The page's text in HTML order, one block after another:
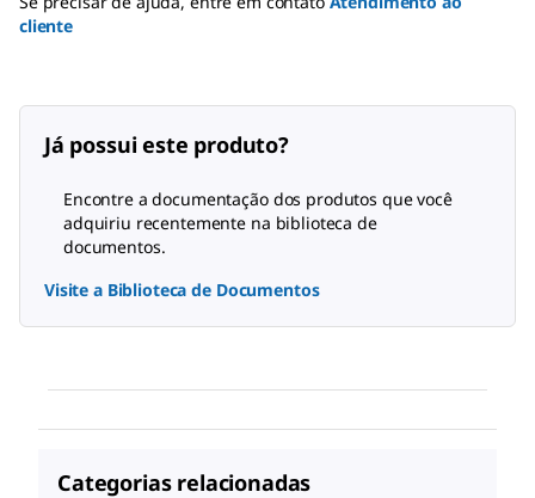
cliente
Já possui este produto?
Encontre a documentação dos produtos que você
adquiriu recentemente na biblioteca de
documentos.
Visite a Biblioteca de Documentos
Categorias relacionadas